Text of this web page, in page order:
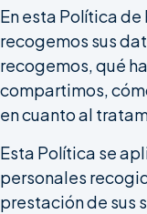
En esta Política
recogemos sus
recogemos, qué
compartimos,
en cuanto al
Esta Política se
personales
prestación de sus